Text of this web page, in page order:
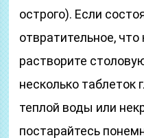
острого). Если
отвратительное,
растворите
несколько таблеток
теплой воды или
постарайтесь